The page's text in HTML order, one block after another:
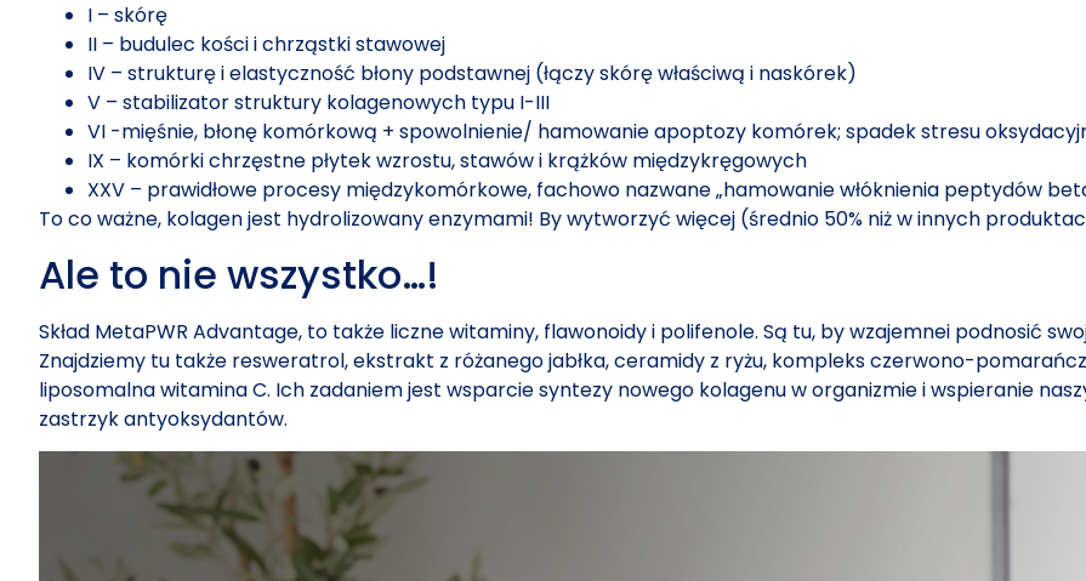
I – skórę
II – budulec kości i chrząstki stawowej
IV – strukturę i elastyczność błony podstawnej (łączy skórę właściwą i naskórek)
V – stabilizator struktury kolagenowych typu I-III
VI -mięśnie, błonę komórkową + spowolnienie/ hamowanie apoptozy komórek; spadek stresu
IX – komórki chrzęstne płytek wzrostu, stawów i krążków międzykręgowych
XXV – prawidłowe procesy międzykomórkowe, fachowo nazwane „hamowanie włóknienia peptydów
To co ważne, kolagen jest hydrolizowany enzymami! By wytworzyć więcej (średnio 50% niż w innych
Ale to nie wszystko…!
Skład MetaPWR Advantage, to także liczne witaminy, flawonoidy i polifenole. Są tu, by wzajemnei podnosić
Znajdziemy tu także resweratrol, ekstrakt z różanego jabłka, ceramidy z ryżu, kompleks czerwono-
liposomalna witamina C. Ich zadaniem jest wsparcie syntezy nowego kolagenu w organizmie i wspieranie
zastrzyk antyoksydantów.